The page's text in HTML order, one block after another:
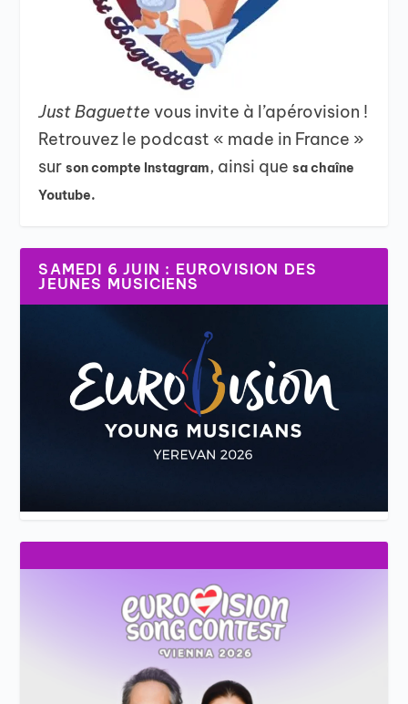
Just Baguettevous invite à l’apérovision !
Retrouvez le podcast « made in France »
surson compte Instagram, ainsi quesa chaîne
Youtube.
SAMEDI 6 JUIN : EUROVISION DES
JEUNES MUSICIENS